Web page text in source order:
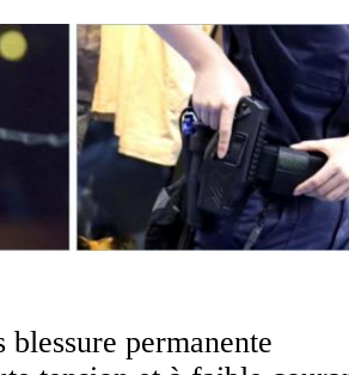
blessure permanente